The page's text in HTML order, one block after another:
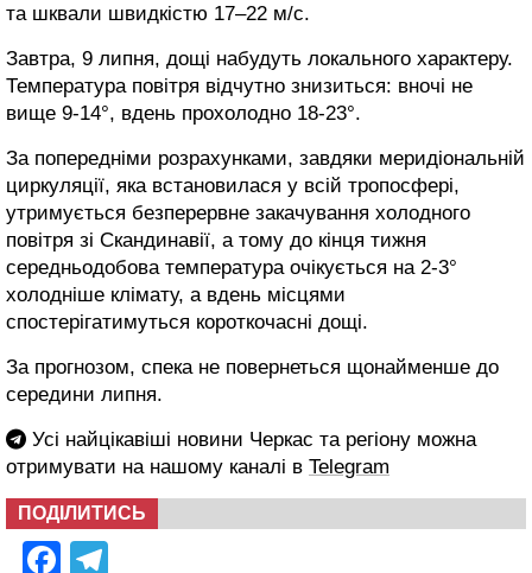
та шквали швидкістю 17–22 м/с.
Завтра, 9 липня, дощі набудуть локального характеру.
Температура повітря відчутно знизиться: вночі не
вище 9-14°, вдень прохолодно 18-23°.
За попередніми розрахунками, завдяки меридіональній
циркуляції, яка встановилася у всій тропосфері,
утримується безперервне закачування холодного
повітря зі Скандинавії, а тому до кінця тижня
середньодобова температура очікується на 2-3°
холодніше клімату, а вдень місцями
спостерігатимуться короткочасні дощі.
За прогнозом, спека не повернеться щонайменше до
середини липня.
Усі найцікавіші новини Черкас та регіону можна
отримувати на нашому каналі в Telegram
ПОДІЛИТИСЬ
Facebook